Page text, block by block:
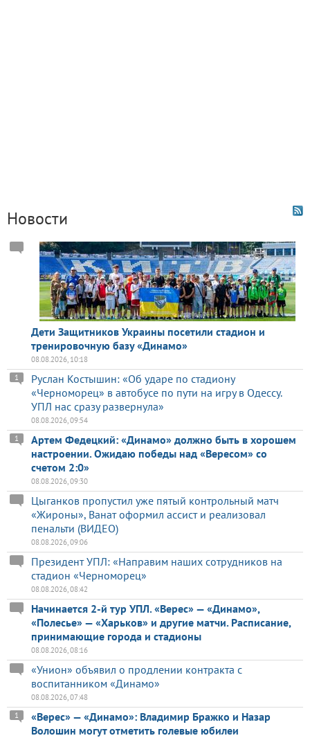
Новости
Дети Защитников Украины посетили стадион и
тренировочную базу «Динамо»
08.08.2026, 10:18
Руслан Костышин: «Об ударе по стадиону
«Черноморец» в автобусе по пути на игру в Одессу.
УПЛ нас сразу развернула»
1
08.08.2026, 09:54
Артем Федецкий: «Динамо» должно быть в хорошем
настроении. Ожидаю победы над «Вересом» со
счетом 2:0»
1
08.08.2026, 09:30
Цыганков пропустил уже пятый контрольный матч
«Жироны», Ванат оформил ассист и реализовал
пенальти (ВИДЕО)
08.08.2026, 09:06
Президент УПЛ: «Направим наших сотрудников на
стадион «Черноморец»
08.08.2026, 08:42
Начинается 2-й тур УПЛ. «Верес» — «Динамо»,
«Полесье» — «Харьков» и другие матчи. Расписание,
принимающие города и стадионы
08.08.2026, 08:16
«Унион» объявил о продлении контракта с
воспитанником «Динамо»
08.08.2026, 07:48
«Верес» — «Динамо»: Владимир Бражко и Назар
Волошин могут отметить голевые юбилеи
1